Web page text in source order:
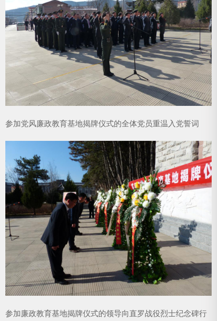
参加党风廉政教育基地揭牌仪式的全体党员重温入党誓词
参加廉政教育基地揭牌仪式的领导向直罗战役烈士纪念碑行